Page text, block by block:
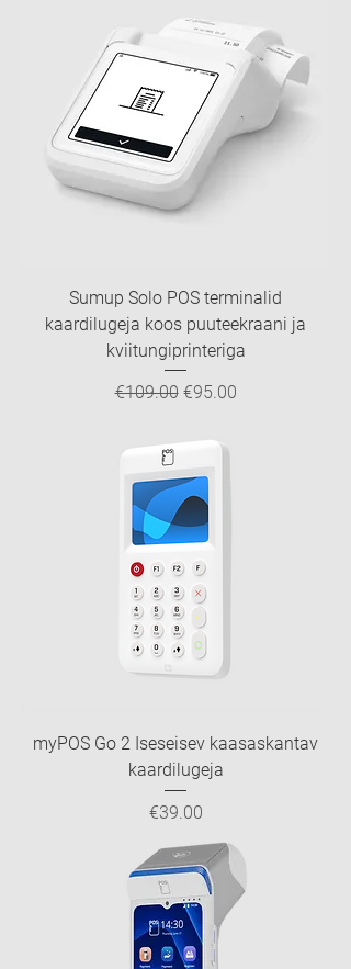
Sumup Solo POS terminalid
kaardilugeja koos puuteekraani ja
kviitungiprinteriga
Regular Price
€109.00 Sale Price
€95.00
myPOS Go 2 Iseseisev kaasaskantav
kaardilugeja
Price
€39.00